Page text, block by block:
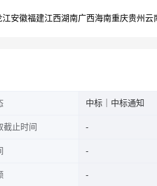
江安徽福建江西湖南广西海南重庆贵州 云
中标｜中标通知
截止时间